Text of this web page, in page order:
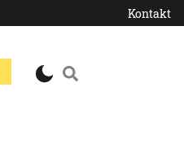
Kontakt